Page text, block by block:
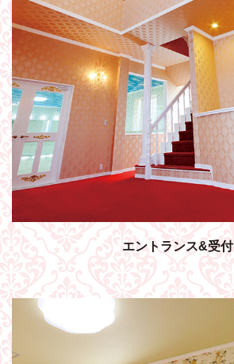
エントランス&受付